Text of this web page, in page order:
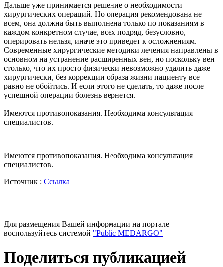
Дальше уже принимается решение о необходимости
хирургических операций. Но операция рекомендована не
всем, она должна быть выполнена только по показаниям в
каждом конкретном случае, всех подряд, безусловно,
оперировать нельзя, иначе это приведет к осложнениям.
Современные хирургические методики лечения направлены в
основном на устранение расширенных вен, но поскольку вен
столько, что их просто физически невозможно удалить даже
хирургически, без коррекции образа жизни пациенту все
равно не обойтись. И если этого не сделать, то даже после
успешной операции болезнь вернется.
Имеются противопоказания. Необходима консультация
специалистов.
Имеются противопоказания. Необходима консультация
специалистов.
Источник : Ссылка
Для размещения Вашей информации на портале
воспользуйтесь системой "Public MEDARGO"
Поделиться публикацией